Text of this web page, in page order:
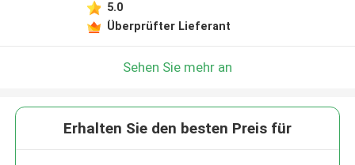
5.0
Überprüfter Lieferant
Sehen Sie mehr an
Erhalten Sie den besten Preis für